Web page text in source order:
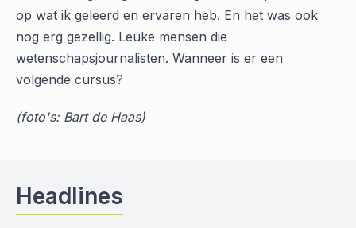
op wat ik geleerd en ervaren heb. En het was ook
nog erg gezellig. Leuke mensen die
wetenschapsjournalisten. Wanneer is er een
volgende cursus?
(foto's: Bart de Haas)
Headlines